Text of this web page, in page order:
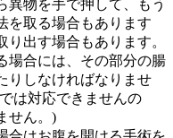
異物を手で押して、もう
を取る場合もあります
出す場合もあります。
場合には、その部分の腸
りしなければなりませ
は対応できませんの
せん。)